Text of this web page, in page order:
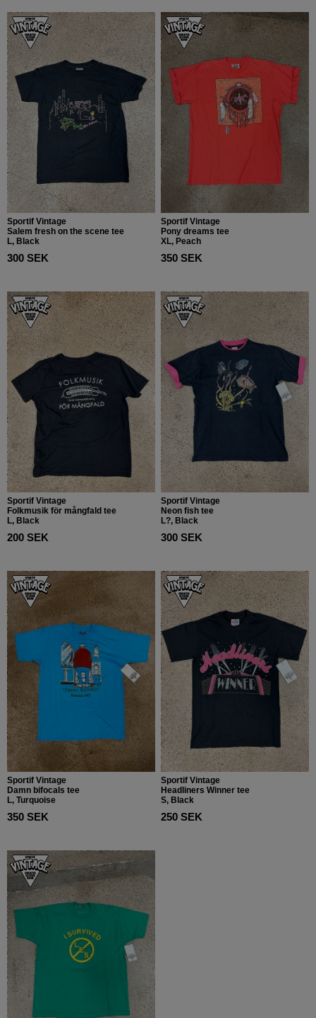
Sportif Vintage
Salem fresh on the scene tee
L, Black
300 SEK
Sportif Vintage
Pony dreams tee
XL, Peach
350 SEK
Sportif Vintage
Folkmusik för mångfald tee
L, Black
200 SEK
Sportif Vintage
Neon fish tee
L?, Black
300 SEK
Sportif Vintage
Damn bifocals tee
L, Turquoise
350 SEK
Sportif Vintage
Headliners Winner tee
S, Black
250 SEK